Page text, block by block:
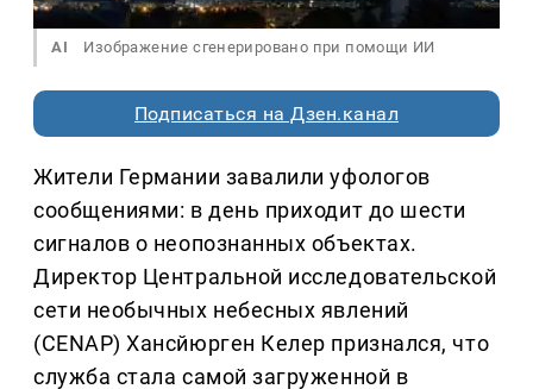
AI Изображение сгенерировано при помощи ИИ
Подписаться на Дзен.канал
Жители Германии завалили уфологов
сообщениями: в день приходит до шести
сигналов о неопознанных объектах.
Директор Центральной исследовательской
сети необычных небесных явлений
(CENAP) Хансйюрген Келер признался, что
служба стала самой загруженной в